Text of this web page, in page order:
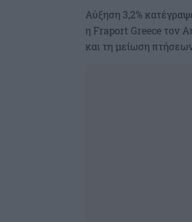
Αύξηση 3,2%
η Fraport Greece τον
και τη μείωση